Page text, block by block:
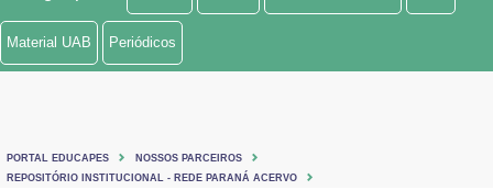
Ministério de Minas e Energia
Ministério do Turismo
Material UAB Periódicos
PORTAL EDUCAPES
NOSSOS PARCEIROS
REPOSITÓRIO INSTITUCIONAL - REDE PARANÁ ACERVO